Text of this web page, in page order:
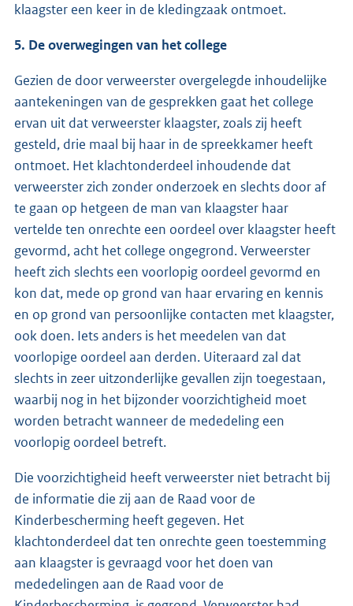
klaagster een keer in de kledingzaak ontmoet.
5. De overwegingen van het college
Gezien de door verweerster overgelegde inhoudelijke
aantekeningen van de gesprekken gaat het college
ervan uit dat verweerster klaagster, zoals zij heeft
gesteld, drie maal bij haar in de spreekkamer heeft
ontmoet. Het klachtonderdeel inhoudende dat
verweerster zich zonder onderzoek en slechts door af
te gaan op hetgeen de man van klaagster haar
vertelde ten onrechte een oordeel over klaagster heeft
gevormd, acht het college ongegrond. Verweerster
heeft zich slechts een voorlopig oordeel gevormd en
kon dat, mede op grond van haar ervaring en kennis
en op grond van persoonlijke contacten met klaagster,
ook doen. Iets anders is het meedelen van dat
voorlopige oordeel aan derden. Uiteraard zal dat
slechts in zeer uitzonderlijke gevallen zijn toegestaan,
waarbij nog in het bijzonder voorzichtigheid moet
worden betracht wanneer de mededeling een
voorlopig oordeel betreft.
Die voorzichtigheid heeft verweerster niet betracht bij
de informatie die zij aan de Raad voor de
Kinderbescherming heeft gegeven. Het
klachtonderdeel dat ten onrechte geen toestemming
aan klaagster is gevraagd voor het doen van
mededelingen aan de Raad voor de